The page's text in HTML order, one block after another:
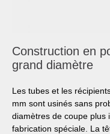
Construction en
grand diamètre
Les tubes et les
mm sont usinés sans
diamètres de coupe plus
fabrication spéciale. La